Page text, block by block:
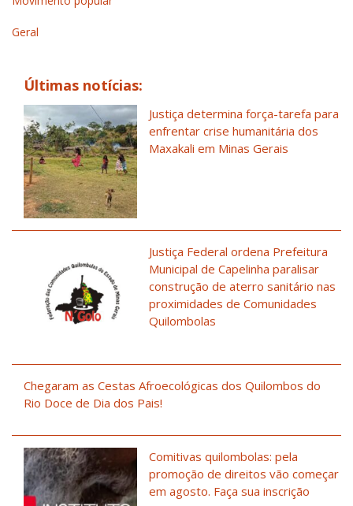
Geral
Últimas notícias:
Justiça determina força-tarefa para
enfrentar crise humanitária dos
Maxakali em Minas Gerais
Justiça Federal ordena Prefeitura
Municipal de Capelinha paralisar
construção de aterro sanitário nas
proximidades de Comunidades
Quilombolas
Chegaram as Cestas Afroecológicas dos Quilombos do
Rio Doce de Dia dos Pais!
Comitivas quilombolas: pela
promoção de direitos vão começar
em agosto. Faça sua inscrição